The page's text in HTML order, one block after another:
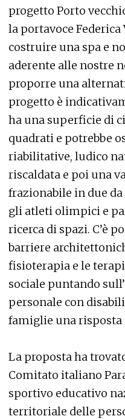
progetto Porto
la portavoce
costruire una spa e
aderente alle nostre
proporre una
progetto è
ha una superficie di
quadrati e potrebbe
riabilitative, ludico
riscaldata e poi una
frazionabile in due da
gli atleti olimpici e
ricerca di spazi. C’è
barriere
fisioterapia e le
sociale puntando
personale con
famiglie una risposta
La proposta ha
Comitato italiano
sportivo educativo
territoriale delle